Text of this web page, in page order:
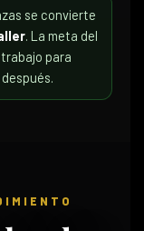
se convierte
. La meta del
para